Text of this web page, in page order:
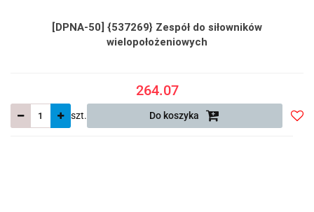
[DPNA-50] {537269} Zespół do siłowników
wielopołożeniowych
264.07
szt. Do koszyka